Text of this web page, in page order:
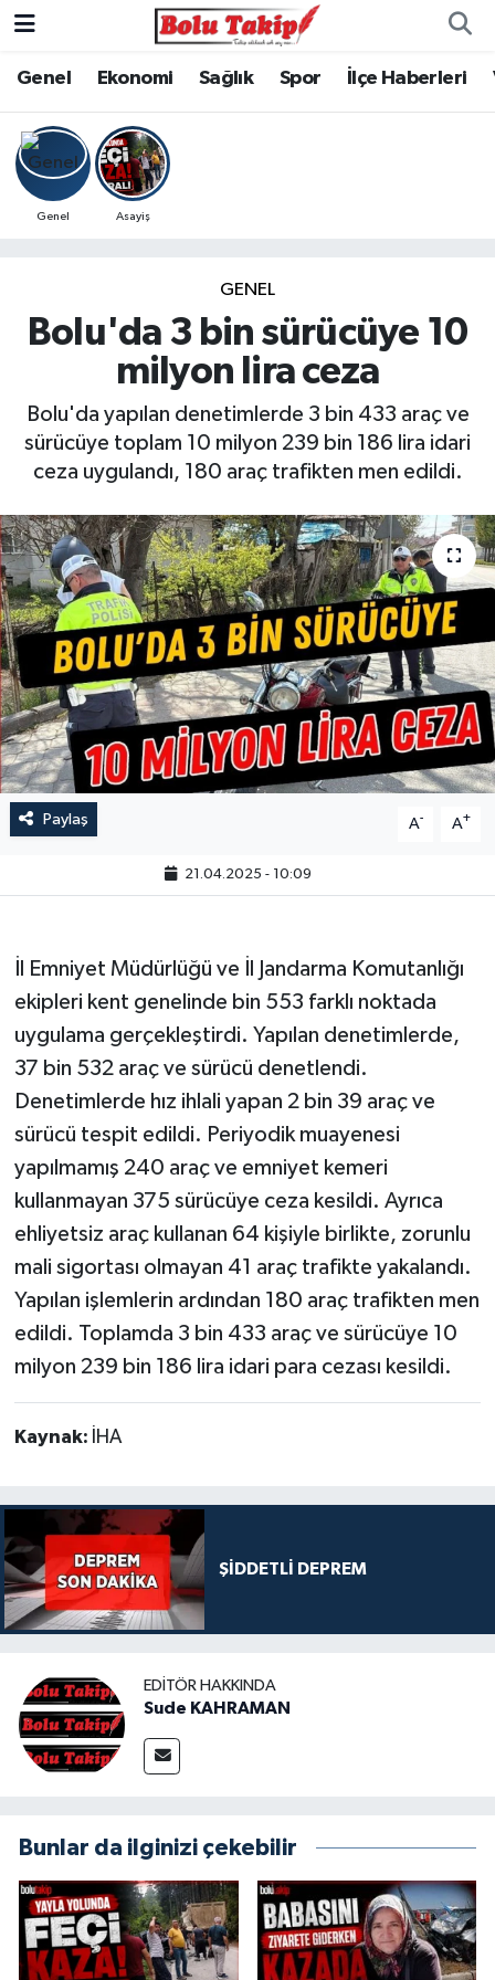
Genel Ekonomi Sağlık Spor İlçe Haberleri
Genel Asayiş
GENEL
Bolu'da 3 bin sürücüye 10
milyon lira ceza
Bolu'da yapılan denetimlerde 3 bin 433 araç ve
sürücüye toplam 10 milyon 239 bin 186 lira idari
ceza uygulandı, 180 araç trafikten men edildi.
Paylaş A- A+
21.04.2025 - 10:09
İl Emniyet Müdürlüğü ve İl Jandarma Komutanlığı
ekipleri kent genelinde bin 553 farklı noktada
uygulama gerçekleştirdi. Yapılan denetimlerde,
37 bin 532 araç ve sürücü denetlendi.
Denetimlerde hız ihlali yapan 2 bin 39 araç ve
sürücü tespit edildi. Periyodik muayenesi
yapılmamış 240 araç ve emniyet kemeri
kullanmayan 375 sürücüye ceza kesildi. Ayrıca
ehliyetsiz araç kullanan 64 kişiyle birlikte, zorunlu
mali sigortası olmayan 41 araç trafikte yakalandı.
Yapılan işlemlerin ardından 180 araç trafikten men
edildi. Toplamda 3 bin 433 araç ve sürücüye 10
milyon 239 bin 186 lira idari para cezası kesildi.
Kaynak: İHA
ŞİDDETLİ DEPREM
EDITÖR HAKKINDA
Sude KAHRAMAN
Bunlar da ilginizi çekebilir